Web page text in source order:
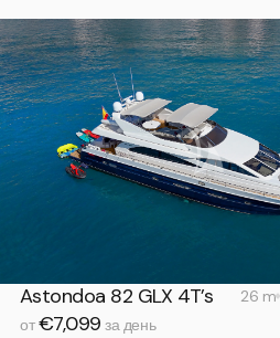
Astondoa 82 GLX 4T’s 26 m
от€7,099 за день